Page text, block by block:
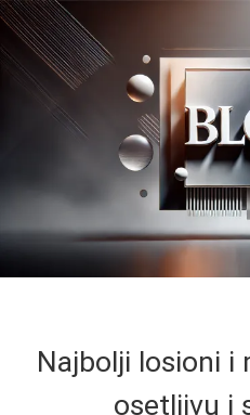
Najbolji losioni i
osetljivu i